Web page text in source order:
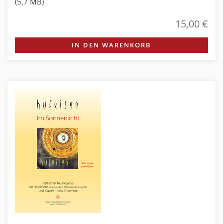
15,00 €
IN DEN WARENKORB